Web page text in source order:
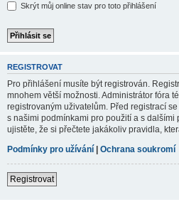
Skrýt můj online stav pro toto přihlášení
REGISTROVAT
Pro přihlášení musíte být registrován.
mnohem větší možnosti. Administrátor fóra
registrovaným uživatelům. Před registrací
s našimi podmínkami pro použití a s dalšími
ujistěte, že si přečtete jakákoliv pravidla,
Podmínky pro užívání | Ochrana soukromí
Registrovat